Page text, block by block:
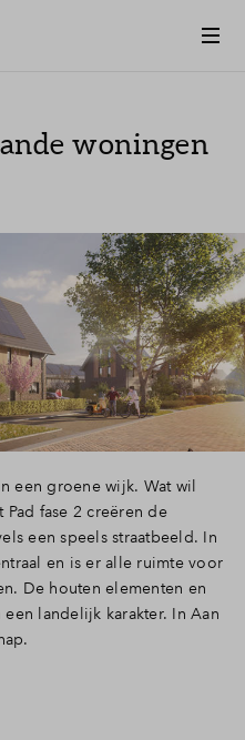
woningen
een groene wijk. Wat wil
fase 2 creëren de
een speels straatbeeld. In
en is er alle ruimte voor
De houten elementen en
landelijk karakter. In Aan